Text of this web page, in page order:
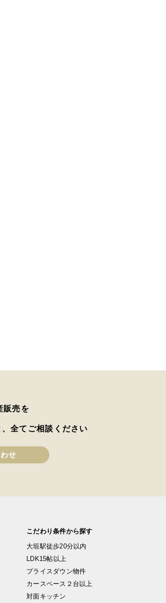
販売を
全てご相談ください
せ
こだわり条件から探す
大垣駅徒歩20分以内
LDK15帖以上
プライスダウン物件
カースペース２台以上
対面キッチン